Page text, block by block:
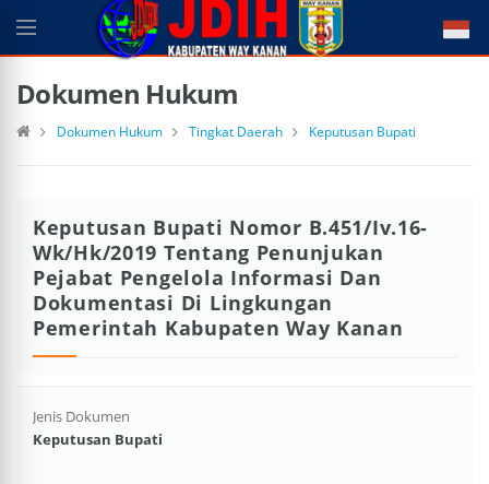
Dokumen Hukum
Dokumen Hukum Tingkat Daerah Keputusan Bupati
Keputusan Bupati Nomor B.451/Iv.16-
Wk/Hk/2019 Tentang Penunjukan
Pejabat Pengelola Informasi Dan
Dokumentasi Di Lingkungan
Pemerintah Kabupaten Way Kanan
Jenis Dokumen
Keputusan Bupati